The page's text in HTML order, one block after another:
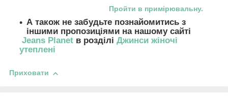
Пройти в примірювальну.
А також не забудьте познайомитись з
іншими пропозиціями на нашому сайті
Jeans Planet в розділі Джинси жіночі
утеплені
Приховати